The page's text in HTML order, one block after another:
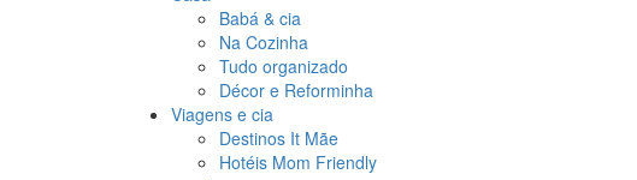
Babá & cia
Na Cozinha
Tudo organizado
Décor e Reforminha
Viagens e cia
Destinos It Mãe
Hotéis Mom Friendly